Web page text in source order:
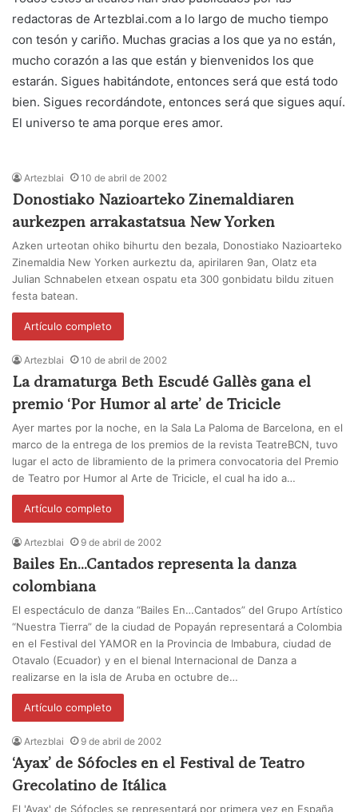
redactoras de Artezblai.com a lo largo de mucho tiempo
con tesón y cariño. Muchas gracias a los que ya no están,
mucho corazón a las que están y bienvenidos los que
estarán. Sigues habitándote, entonces será que está todo
bien. Sigues recordándote, entonces será que sigues aquí.
El universo te ama porque eres amor.
Artezblai 10 de abril de 2002
Donostiako Nazioarteko Zinemaldiaren
aurkezpen arrakastatsua New Yorken
Azken urteotan ohiko bihurtu den bezala, Donostiako Nazioarteko
Zinemaldia New Yorken aurkeztu da, apirilaren 9an, Olatz eta
Julian Schnabelen etxean ospatu eta 300 gonbidatu bildu zituen
festa batean.
Artículo completo
Artezblai 10 de abril de 2002
La dramaturga Beth Escudé Gallès gana el
premio ‘Por Humor al arte’ de Tricicle
Ayer martes por la noche, en la Sala La Paloma de Barcelona, en el
marco de la entrega de los premios de la revista TeatreBCN, tuvo
lugar el acto de libramiento de la primera convocatoria del Premio
de Teatro por Humor al Arte de Tricicle, el cual ha ido a…
Artículo completo
Artezblai 9 de abril de 2002
Bailes En…Cantados representa la danza
colombiana
El espectáculo de danza “Bailes En…Cantados” del Grupo Artístico
“Nuestra Tierra” de la ciudad de Popayán representará a Colombia
en el Festival del YAMOR en la Provincia de Imbabura, ciudad de
Otavalo (Ecuador) y en el bienal Internacional de Danza a
realizarse en la isla de Aruba en octubre de…
Artículo completo
Artezblai 9 de abril de 2002
‘Ayax’ de Sófocles en el Festival de Teatro
Grecolatino de Itálica
El 'Ayax' de Sófocles se representará por primera vez en España